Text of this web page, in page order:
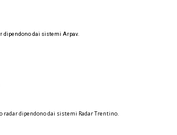
dipendono dai sistemi Arpav.
dipendono dai sistemi Radar Trentino.